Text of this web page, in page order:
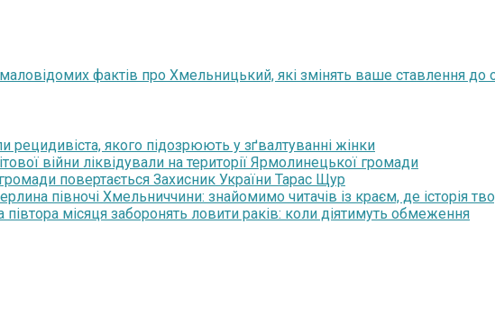
фактів про Хмельницький, які змінять ваше ставлення до
рецидивіста, якого підозрюють у зґвалтуванні жінки
війни ліквідували на території Ярмолинецької громади
повертається Захисник України Тарас Щур
півночі Хмельниччини: знайомимо читачів із краєм, де історія
місяця заборонять ловити раків: коли діятимуть обмеження